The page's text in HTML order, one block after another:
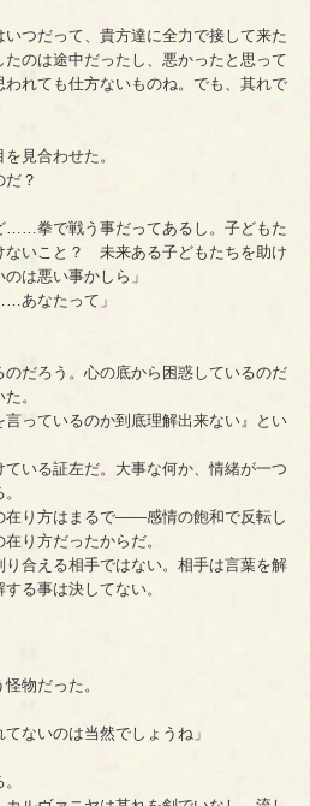
いつだって、貴方達に全力で接して来た
のは途中だったし、悪かったと思って
れても仕方ないものね。でも、其れで
見合わせた。
？
……拳で戦う事だってあるし。子どもた
ないこと？ 未来ある子どもたちを助け
は悪い事かしら」
あなたって」
だろう。心の底から困惑しているのだ
。
っているのか到底理解出来ない』とい
いる証左だ。大事な何か、情緒が一つ
り方はまるで――感情の飽和で反転し
り方だったからだ。
合える相手ではない。相手は言葉を解
る事は決してない。
物だった。
ないのは当然でしょうね」